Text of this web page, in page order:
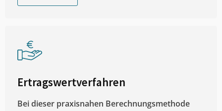
Ertragswertverfahren
Bei dieser praxisnahen Berechnungsmethode